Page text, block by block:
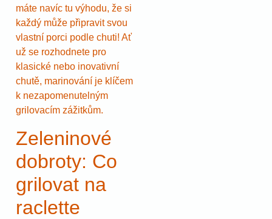
máte navíc tu výhodu, že si
každý může připravit svou
vlastní porci podle chuti! Ať
už se rozhodnete pro
klasické nebo inovativní
chutě, marinování je klíčem
k nezapomenutelným
grilovacím zážitkům.
Zeleninové
dobroty: Co
grilovat na
raclette